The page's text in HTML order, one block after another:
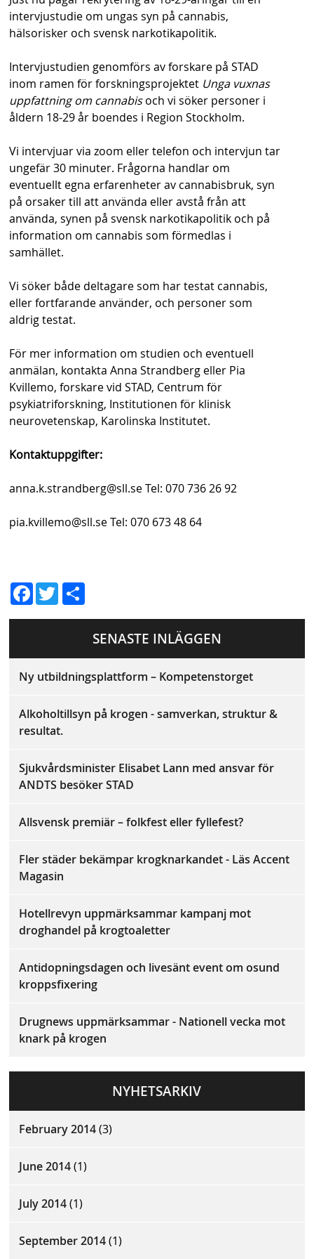
s
h
n
intervjustudie om ungas syn på cannabis,
hälsorisker och svensk narkotikapolitik.
Intervjustudien genomförs av forskare på STAD
inom ramen för forskningsprojektet Unga vuxnas
uppfattning om cannabisoch vi söker personer i
åldern 18-29 år boendes i Region Stockholm.
Vi intervjuar via zoom eller telefon och intervjun tar
ungefär 30 minuter. Frågorna handlar om
eventuellt egna erfarenheter av cannabisbruk, syn
på orsaker till att använda eller avstå från att
använda, synen på svensk narkotikapolitik och på
information om cannabis som förmedlas i
samhället.
Vi söker både deltagare som har testat cannabis,
eller fortfarande använder, och personer som
aldrig testat.
För mer information om studien och eventuell
anmälan, kontakta Anna Strandberg eller Pia
Kvillemo, forskare vid STAD, Centrum för
psykiatriforskning, Institutionen för klinisk
neurovetenskap, Karolinska Institutet.
Kontaktuppgifter:
anna.k.strandberg@sll.se Tel: 070 736 26 92
pia.kvillemo@sll.se Tel: 070 673 48 64
Fac
ebo
Twit
ter
el
a
SENASTE INLÄGGEN
Ny utbildningsplattform – Kompetenstorget
Alkoholtillsyn på krogen - samverkan, struktur &
resultat.
Sjukvårdsminister Elisabet Lann med ansvar för
ANDTS besöker STAD
Allsvensk premiär – folkfest eller fyllefest?
Fler städer bekämpar krogknarkandet - Läs Accent
Magasin
Hotellrevyn uppmärksammar kampanj mot
droghandel på krogtoaletter
Antidopningsdagen och livesänt event om osund
kroppsfixering
Drugnews uppmärksammar - Nationell vecka mot
knark på krogen
NYHETSARKIV
February 2014(3)
June 2014(1)
July 2014(1)
September 2014(1)